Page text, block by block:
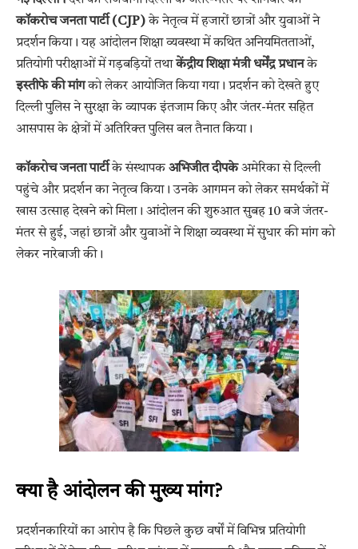
कॉकरोच जनता पार्टी (CJP)के नेतृत्व में हजारों छात्रों और युवाओं ने
प्रदर्शन किया। यह आंदोलन शिक्षा व्यवस्था में कथित अनियमितताओं,
प्रतियोगी परीक्षाओं में गड़बड़ियों तथाकेंद्रीय शिक्षा मंत्री धर्मेंद्र प्रधानके
इस्तीफे की मांगको लेकर आयोजित किया गया। प्रदर्शन को देखते हुए
दिल्ली पुलिस ने सुरक्षा के व्यापक इंतजाम किए और जंतर-मंतर सहित
आसपास के क्षेत्रों में अतिरिक्त पुलिस बल तैनात किया।
कॉकरोच जनता पार्टीके संस्थापक अभिजीत दीपकेअमेरिका से दिल्ली
पहुंचे और प्रदर्शन का नेतृत्व किया। उनके आगमन को लेकर समर्थकों में
खास उत्साह देखने को मिला। आंदोलन की शुरुआत सुबह 10 बजे जंतर-
मंतर से हुई, जहां छात्रों और युवाओं ने शिक्षा व्यवस्था में सुधार की मांग को
लेकर नारेबाजी की।
क्या है आंदोलन की मुख्य मांग?
प्रदर्शनकारियों का आरोप है कि पिछले कुछ वर्षों में विभिन्न प्रतियोगी